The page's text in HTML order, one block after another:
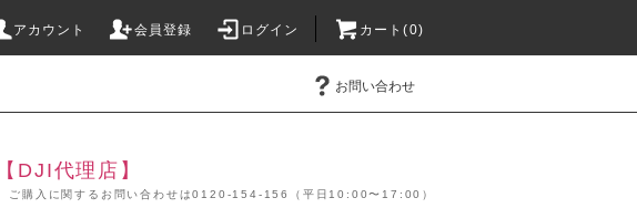
アカウント 会員登録 ログイン カート(0)
お問い合わせ
【DJI代理店】
ご購入に関するお問い合わせは0120-154-156（平日10:00〜17:00）